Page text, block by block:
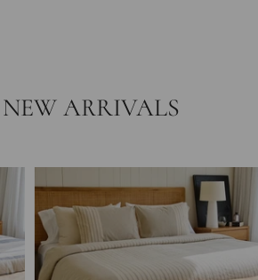
NEW ARRIVALS